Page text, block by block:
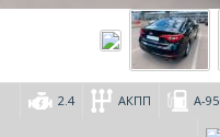
2.4 АКПП А-95